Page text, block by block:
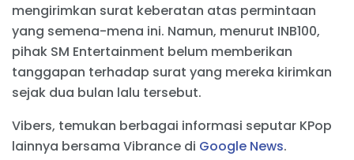
mengirimkan surat keberatan atas permintaan
yang semena-mena ini. Namun, menurut INB100,
pihak SM Entertainment belum memberikan
tanggapan terhadap surat yang mereka kirimkan
sejak dua bulan lalu tersebut.
Vibers, temukan berbagai informasi seputar KPop
lainnya bersama Vibrance di Google News.